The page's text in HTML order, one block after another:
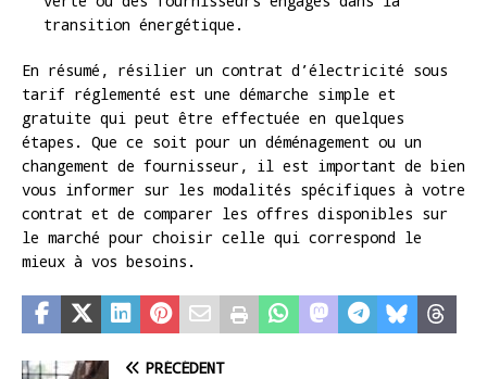
transition énergétique.
En résumé, résilier un contrat d’électricité sous
tarif réglementé est une démarche simple et
gratuite qui peut être effectuée en quelques
étapes. Que ce soit pour un déménagement ou un
changement de fournisseur, il est important de bien
vous informer sur les modalités spécifiques à votre
contrat et de comparer les offres disponibles sur
le marché pour choisir celle qui correspond le
mieux à vos besoins.
PRÉCÉDENT